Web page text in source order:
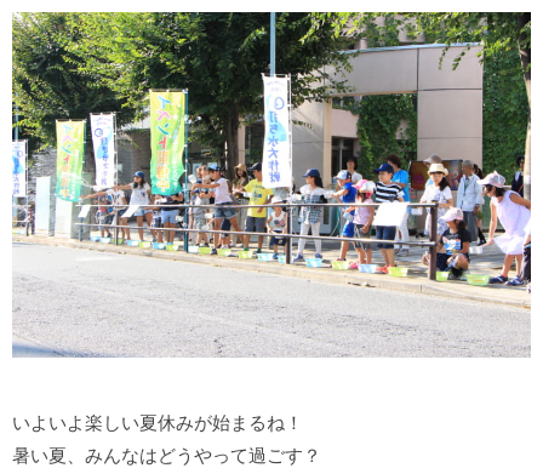
いよいよ楽しい夏休みが始まるね！
暑い夏、みんなはどうやって過ごす？